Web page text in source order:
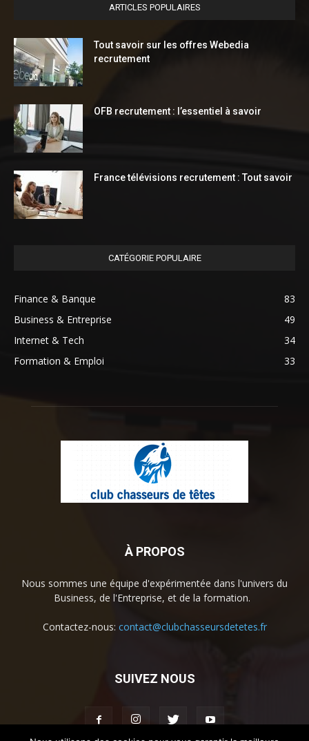
ARTICLES POPULAIRES
Tout savoir sur les offres Webedia
recrutement
OFB recrutement : l’essentiel à savoir
France télévisions recrutement : Tout savoir
CATÉGORIE POPULAIRE
Finance & Banque
83
Business & Entreprise
49
Internet & Tech
34
Formation & Emploi
33
À PROPOS
Nous sommes une équipe d'expérimentée dans l'univers du
Business, de l'Entreprise, et de la formation.
Contactez-nous: contact@clubchasseursdetetes.fr
SUIVEZ NOUS